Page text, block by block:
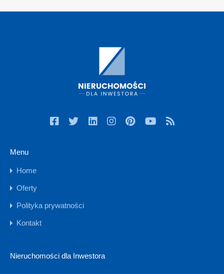
Menu
Home
Oferty
Polityka prywatności
Kontakt
Nieruchomości dla Inwestora